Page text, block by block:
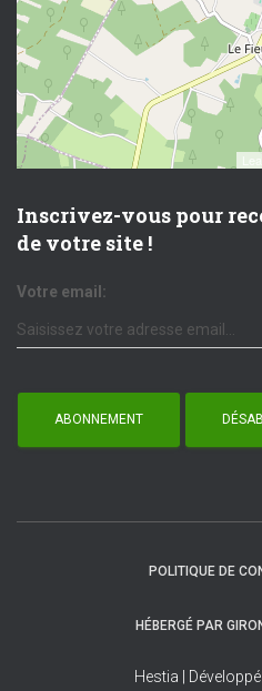
Inscrivez-vous pour
de votre site !
Votre email:
POLITIQUE DE
HÉBERGÉ PAR
Hestia |